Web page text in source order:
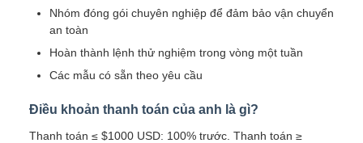
Nhóm đóng gói chuyên nghiệp để đảm bảo vận chuyển
an toàn
Hoàn thành lệnh thử nghiệm trong vòng một tuần
Các mẫu có sẵn theo yêu cầu
Điều khoản thanh toán của anh là gì?
Thanh toán ≤ $1000 USD: 100% trước. Thanh toán ≥